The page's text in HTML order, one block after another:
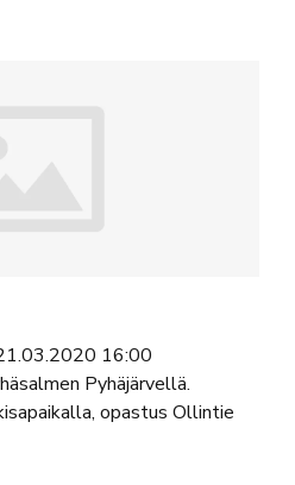
16:00
Pyhäjärvellä.
opastus Ollintie